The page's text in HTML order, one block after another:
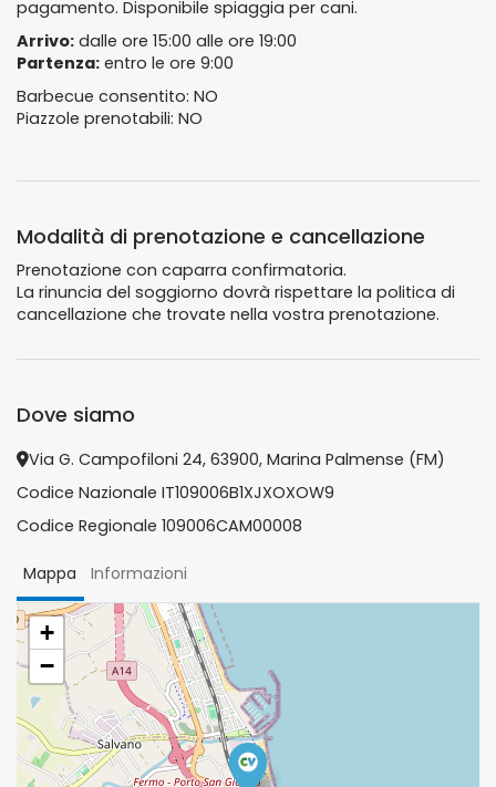
pagamento. Disponibile spiaggia per cani.
Arrivo: dalle ore 15:00 alle ore 19:00
Partenza: entro le ore 9:00
Barbecue consentito: NO
Piazzole prenotabili: NO
Modalità di prenotazione e cancellazione
Prenotazione con caparra confirmatoria.
La rinuncia del soggiorno dovrà rispettare la politica di
cancellazione che trovate nella vostra prenotazione.
Dove siamo
Via G. Campofiloni 24, 63900, Marina Palmense (FM)
Codice Nazionale IT109006B1XJXOXOW9
Codice Regionale 109006CAM00008
Mappa Informazioni
+
−